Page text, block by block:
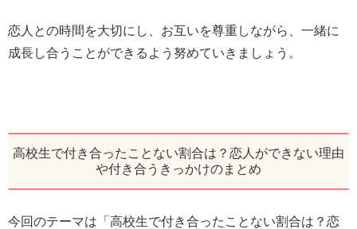
恋人との時間を大切にし、お互いを尊重しながら、一緒に
成長し合うことができるよう努めていきましょう。
高校生で付き合ったことない割合は？恋人ができない理由
や付き合うきっかけのまとめ
今回のテーマは「高校生で付き合ったことない割合は？恋